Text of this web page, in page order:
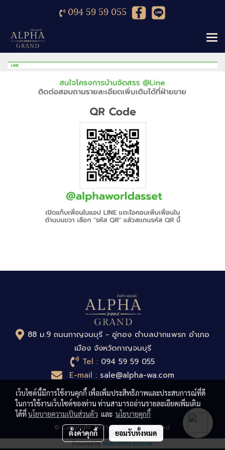
094 59 59 055
88 ม.9 ถนนกาญจนบุรี - อู่ทอง ตำบลปากแพรก อำเภอ
เมือง จังหวัดกาญจนบุรี
Tel : 094 59 59 055
E-mail : sale@alpha-wa.com
© Copyright 2021 All Rights Reserved.
Powered byMakeWebEasy.com
เว็บไซต์นี้มีการใช้งานคุกกี้ เพื่อเพิ่มประสิทธิภาพและประสบการณ์ที่ดี
ในการใช้งานเว็บไซต์ของท่าน ท่านสามารถอ่านรายละเอียดเพิ่มเติม
ได้ที่นโยบายความเป็นส่วนตัว และ นโยบายคุกกี้
ตั้งค่าคุกกี้ ยอมรับทั้งหมด